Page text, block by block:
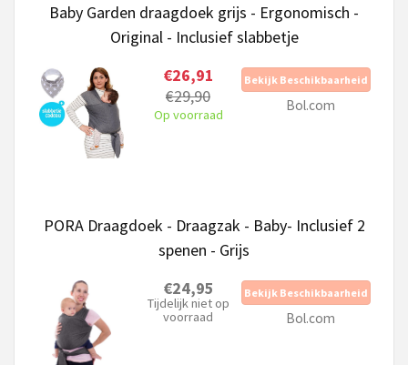
Baby Garden draagdoek grijs - Ergonomisch -
Original - Inclusief slabbetje
€26,91
€29,90
Op voorraad
Bekijk Beschikbaarheid
Bol.com
PORA Draagdoek - Draagzak - Baby- Inclusief 2
spenen - Grijs
€24,95
Tijdelijk niet op
voorraad
Bekijk Beschikbaarheid
Bol.com